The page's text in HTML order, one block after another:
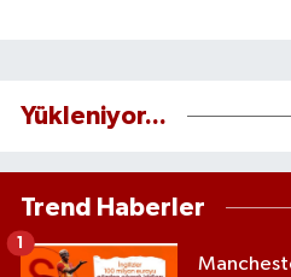
Yükleniyor...
Trend Haberler
1